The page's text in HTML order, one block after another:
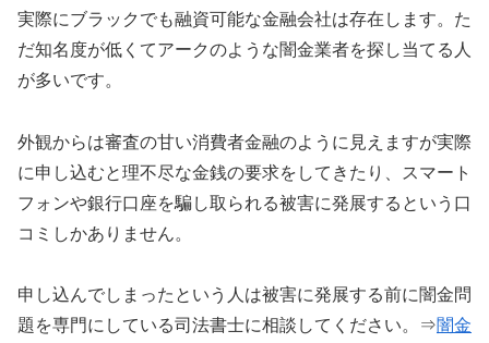
実際にブラックでも融資可能な金融会社は存在します。た
だ知名度が低くてアークのような闇金業者を探し当てる人
が多いです。
外観からは審査の甘い消費者金融のように見えますが実際
に申し込むと理不尽な金銭の要求をしてきたり、スマート
フォンや銀行口座を騙し取られる被害に発展するという口
コミしかありません。
申し込んでしまったという人は被害に発展する前に闇金問
題を専門にしている司法書士に相談してください。⇒闇金